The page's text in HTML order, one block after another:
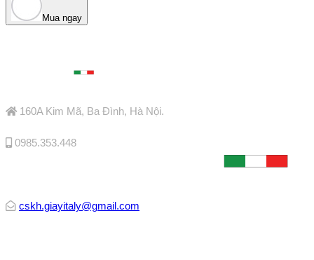
Mua ngay
160A Kim Mã, Ba Đình, Hà Nội.
 0985.353.448
 cskh.giayitaly@gmail.com